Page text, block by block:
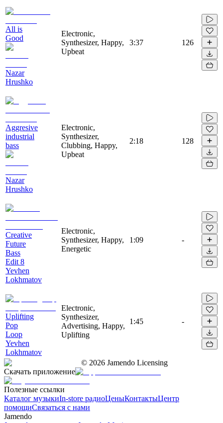
All is
Good
Nazar
Hrushko
Electronic,
Synthesizer, Happy,
Upbeat
3:37 126
Aggresive
industrial
bass
Nazar
Hrushko
Electronic,
Synthesizer,
Clubbing, Happy,
Upbeat
2:18 128
Creative
Future
Bass
Edit 8
Yevhen
Lokhmatov
Electronic,
Synthesizer, Happy,
Energetic
1:09 -
Uplifting
Pop
Loop
Yevhen
Lokhmatov
Electronic,
Synthesizer,
Advertising, Happy,
Uplifting
1:45 -
© 2026 Jamendo Licensing
Скачать приложение
Полезные ссылки
Каталог музыкиIn-store радиоЦеныКонтактыЦентр
помощиСвязаться с нами
Jamendo